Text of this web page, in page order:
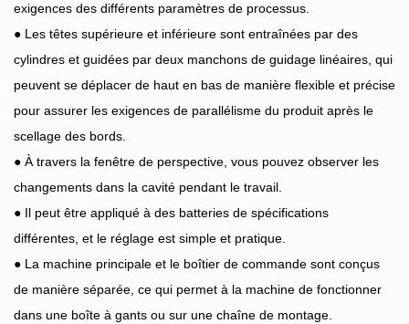
exigences des différents paramètres de processus.
● Les têtes supérieure et inférieure sont entraînées par des
cylindres et guidées par deux manchons de guidage linéaires, qui
peuvent se déplacer de haut en bas de manière flexible et précise
pour assurer les exigences de parallélisme du produit après le
scellage des bords.
● À travers la fenêtre de perspective, vous pouvez observer les
changements dans la cavité pendant le travail.
● Il peut être appliqué à des batteries de spécifications
différentes, et le réglage est simple et pratique.
● La machine principale et le boîtier de commande sont conçus
de manière séparée, ce qui permet à la machine de fonctionner
dans une boîte à gants ou sur une chaîne de montage.